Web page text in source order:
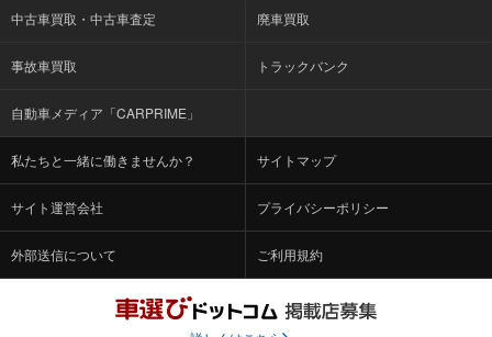
中古車買取・中古車査定 廃車買取
事故車買取 トラックバンク
自動車メディア「CARPRIME」
私たちと一緒に働きませんか？ サイトマップ
サイト運営会社 プライバシーポリシー
外部送信について ご利用規約